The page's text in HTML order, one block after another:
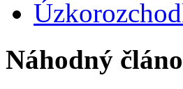
Náhodný